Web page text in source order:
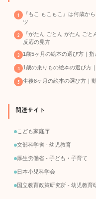
『もこ もこもこ』は何歳か
ツ
『がたん ごとん がたん ご
反応の見方
1歳5ヶ月の絵本の選び方｜
1歳の乗りもの絵本の選び方
生後8ヶ月の絵本の選び方｜
関連サイト
こども家庭庁
文部科学省 - 幼児教育
厚生労働省 - 子ども・子育て
日本小児科学会
国立教育政策研究所 - 幼児教育